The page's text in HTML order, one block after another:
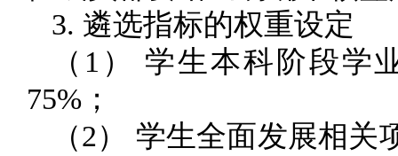
3. 遴选指标的权重设定
（1） 学生本科阶段学
75%；
（2） 学生全面发展相